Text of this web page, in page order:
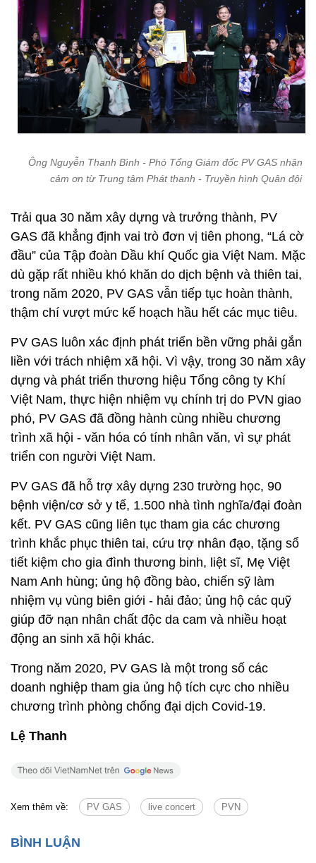
Ông Nguyễn Thanh Bình - Phó Tổng Giám đốc PV GAS nhận
cảm ơn từ Trung tâm Phát thanh - Truyền hình Quân đội
Trải qua 30 năm xây dựng và trưởng thành, PV
GAS đã khẳng định vai trò đơn vị tiên phong, “Lá cờ
đầu” của Tập đoàn Dầu khí Quốc gia Việt Nam. Mặc
dù gặp rất nhiều khó khăn do dịch bệnh và thiên tai,
trong năm 2020, PV GAS vẫn tiếp tục hoàn thành,
thậm chí vượt mức kế hoạch hầu hết các mục tiêu.
PV GAS luôn xác định phát triển bền vững phải gắn
liền với trách nhiệm xã hội. Vì vậy, trong 30 năm xây
dựng và phát triển thương hiệu Tổng công ty Khí
Việt Nam, thực hiện nhiệm vụ chính trị do PVN giao
phó, PV GAS đã đồng hành cùng nhiều chương
trình xã hội - văn hóa có tính nhân văn, vì sự phát
triển con người Việt Nam.
PV GAS đã hỗ trợ xây dựng 230 trường học, 90
bệnh viện/cơ sở y tế, 1.500 nhà tình nghĩa/đại đoàn
kết. PV GAS cũng liên tục tham gia các chương
trình khắc phục thiên tai, cứu trợ nhân đạo, tặng sổ
tiết kiệm cho gia đình thương binh, liệt sĩ, Mẹ Việt
Nam Anh hùng; ủng hộ đồng bào, chiến sỹ làm
nhiệm vụ vùng biên giới - hải đảo; ủng hộ các quỹ
giúp đỡ nạn nhân chất độc da cam và nhiều hoạt
động an sinh xã hội khác.
Trong năm 2020, PV GAS là một trong số các
doanh nghiệp tham gia ủng hộ tích cực cho nhiều
chương trình phòng chống đại dịch Covid-19.
Lệ Thanh
Xem thêm về: PV GAS live concert PVN